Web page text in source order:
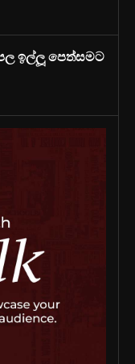
ඉල්ලූ පෙත්සමට